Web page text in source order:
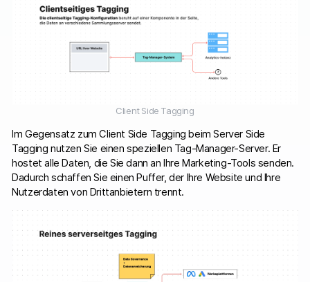
Client Side Tagging
Im Gegensatz zum Client Side Tagging beim Server Side
Tagging nutzen Sie einen speziellen Tag-Manager-Server. Er
hostet alle Daten, die Sie dann an Ihre Marketing-Tools senden.
Dadurch schaffen Sie einen Puffer, der Ihre Website und Ihre
Nutzerdaten von Drittanbietern trennt.